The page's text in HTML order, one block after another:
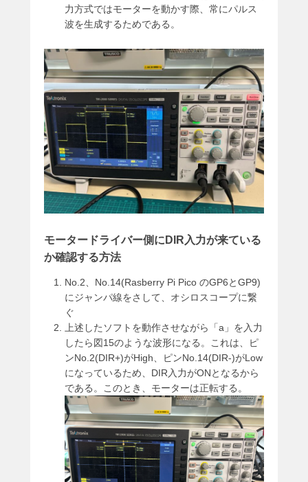
力方式ではモーターを動かす際、常にパルス
波を生成するためである。
モータードライバー側にDIR入力が来ている
か確認する方法
No.2、No.14(Rasberry Pi Pico のGP6とGP9)
にジャンパ線をさして、オシロスコープに繋
ぐ
上述したソフトを動作させながら「a」を入力
したら図15のような波形になる。これは、ピ
ンNo.2(DIR+)がHigh、ピンNo.14(DIR-)がLow
になっているため、DIR入力がONとなるから
である。このとき、モーターは正転する。